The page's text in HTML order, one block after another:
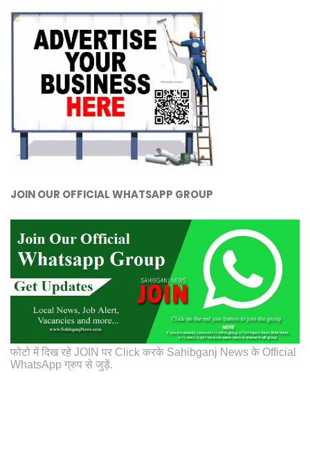
JOIN OUR OFFICIAL WHATSAPP GROUP
फोटो में दिख रहे JOIN पर Click करके Sahibganj News के Official
WhatsApp ग्रुप से जुड़ें.